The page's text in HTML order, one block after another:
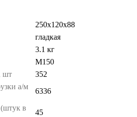
250х120х88
гладкая
3.1 кг
М150
шт
352
а/м
6336
в
45